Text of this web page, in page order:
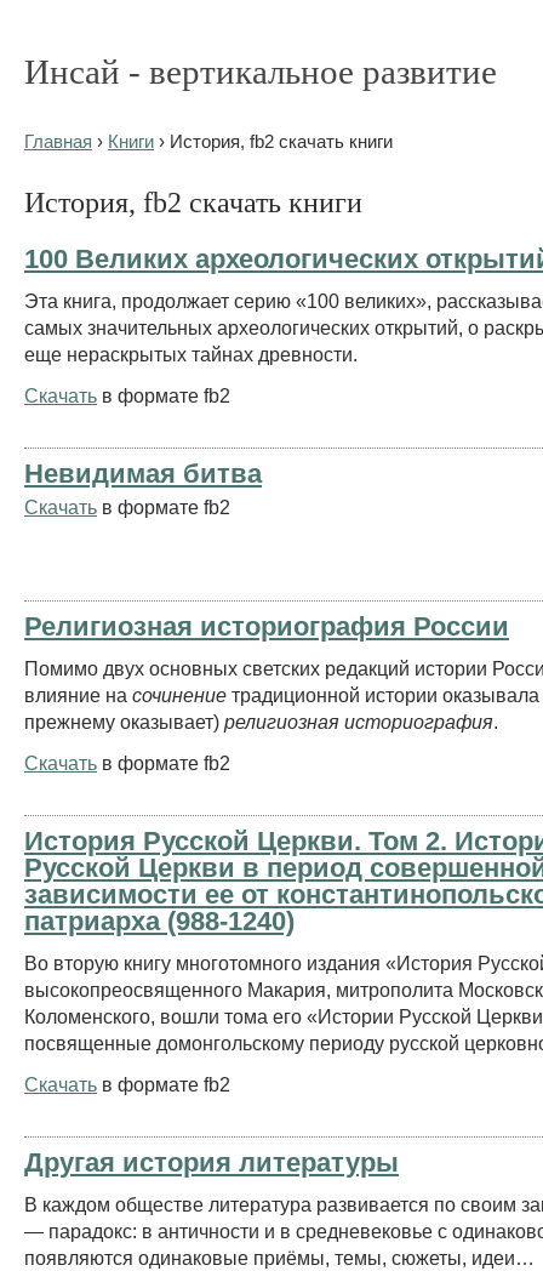
Инсай - вертикальное развитие
Главная › Книги › История, fb2 скачать книги
История, fb2 скачать книги
100 Великих археологических
Эта книга, продолжает серию «100 великих»,
самых значительных археологических открытий, о
еще нераскрытых тайнах древности.
Скачать в формате fb2
Невидимая битва
Скачать в формате fb2
Религиозная историография России
Помимо двух основных светских редакций истории
влияние на сочинение традиционной истории
прежнему оказывает) религиозная историография
Скачать в формате fb2
История Русской Церкви. Том 2.
Русской Церкви в период
зависимости ее от
патриарха (988-1240)
Во вторую книгу многотомного издания «История
высокопреосвященного Макария, митрополита
Коломенского, вошли тома его «Истории Русской
посвященные домонгольскому периоду русской
Скачать в формате fb2
Другая история литературы
В каждом обществе литература развивается по своим
— парадокс: в античности и в средневековье с
появляются одинаковые приёмы, темы, сюжеты, идеи…